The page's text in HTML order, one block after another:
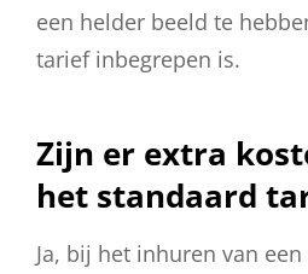
een helder beeld te
tarief inbegrepen is.
Zijn er extra
het standaard
Ja, bij het inhuren van